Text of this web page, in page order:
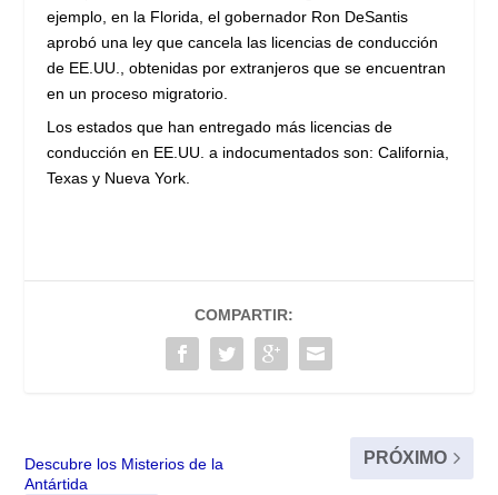
ejemplo, en la Florida, el gobernador Ron DeSantis
aprobó una ley que cancela las licencias de conducción
de EE.UU., obtenidas por extranjeros que se encuentran
en un proceso migratorio.
Los estados que han entregado más licencias de
conducción en EE.UU. a indocumentados son: California,
Texas y Nueva York.
COMPARTIR:
Descubre los Misterios de la
Antártida
PRÓXIMO